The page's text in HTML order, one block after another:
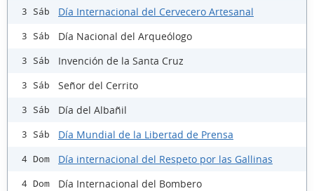
3 Sáb Día Internacional del Cervecero Artesanal
3 Sáb Día Nacional del Arqueólogo
3 Sáb Invención de la Santa Cruz
3 Sáb Señor del Cerrito
3 Sáb Día del Albañil
3 Sáb Día Mundial de la Libertad de Prensa
4 Dom Día internacional del Respeto por las Gallinas
4 Dom Día Internacional del Bombero